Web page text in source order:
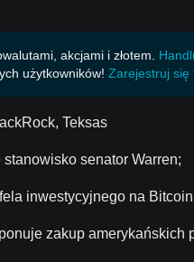
akcjami i złotem.
użytkowników! Zarejestruj się
Teksas
senator Warren;
inwestycyjnego na
zakup amerykańskich